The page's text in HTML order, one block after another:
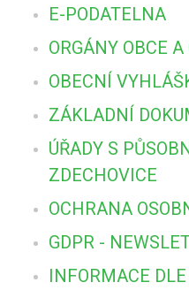
E-PODATELNA
ORGÁNY OBCE
OBECNÍ
ZÁKLADNÍ
ÚŘADY S
ZDECHOVICE
OCHRANA
GDPR -
INFORMACE